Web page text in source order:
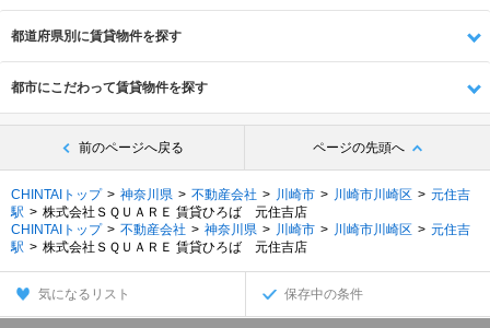
都道府県別に賃貸物件を探す
都市にこだわって賃貸物件を探す
前のページへ戻る ページの先頭へ
CHINTAIトップ 神奈川県 不動産会社 川崎市 川崎市川崎区
元住吉
駅
株式会社ＳＱＵＡＲＥ 賃貸ひろば 元住吉店
CHINTAIトップ
不動産会社 神奈川県 川崎市 川崎市川崎区
元住吉
駅
株式会社ＳＱＵＡＲＥ 賃貸ひろば 元住吉店
気になるリスト 保存中の条件